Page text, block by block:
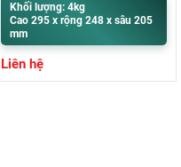
Khối lượng: 4kg
Cao 295 x rộng 248 x sâu 205
mm
Liên hệ